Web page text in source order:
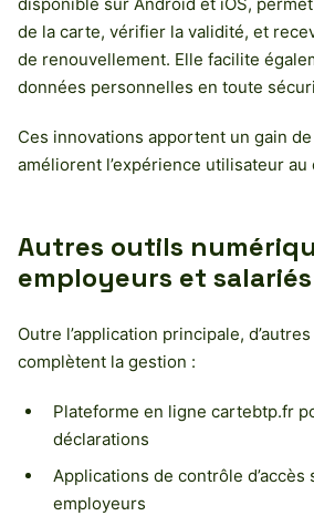
disponible sur Android et iOS,
de la carte, vérifier la validité, et
de renouvellement. Elle facilite
données personnelles en toute
Ces innovations apportent un gain
améliorent l’expérience utilisateur au
Autres outils
employeurs et salariés
Outre l’application principale,
complètent la gestion :
Plateforme en ligne cartebtp.fr
déclarations
Applications de contrôle
employeurs